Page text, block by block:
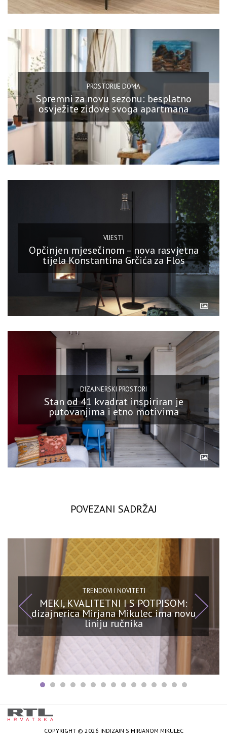
PROSTORIJE DOMA
Spremni za novu sezonu: besplatno
osvježite zidove svoga apartmana
VIJESTI
Opčinjen mjesečinom – nova rasvjetna
tijela Konstantina Grčića za Flos
DIZAJNERSKI PROSTORI
Stan od 41 kvadrat inspiriran je
putovanjima i etno motivima
POVEZANI SADRŽAJ
TRENDOVI I NOVITETI
MEKI, KVALITETNI I S POTPISOM:
dizajnerica Mirjana Mikulec ima novu
liniju ručnika
COPYRIGHT © 2026 INDIZAJN S MIRJANOM MIKULEC